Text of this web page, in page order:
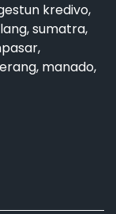
kredivo,
sumatra,
manado,